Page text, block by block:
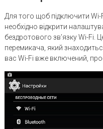
Для того щоб підключити
необхідно відкрити
бездротового зв’язку Wi-
перемикача, який
вас Wi-Fi вже включений,